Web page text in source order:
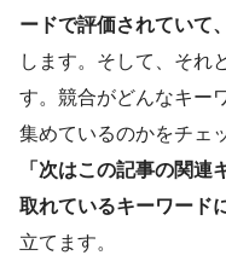
ードで評価されていて
します。そして、それ
す。競合がどんなキー
集めているのかをチェ
「次はこの記事の関
取れているキーワード
立てます。